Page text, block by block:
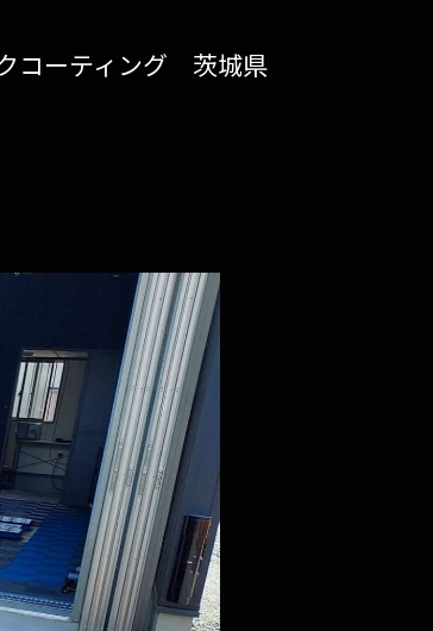
コーティング 茨城県